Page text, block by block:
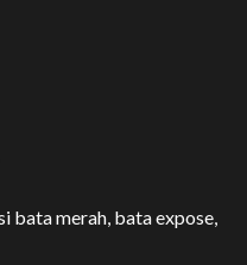
bata merah, bata expose,